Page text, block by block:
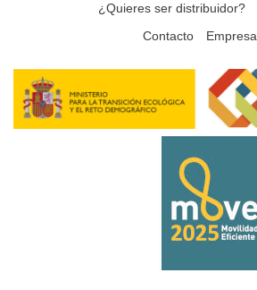
¿Quieres ser distribuidor?
Contacto
Empresa